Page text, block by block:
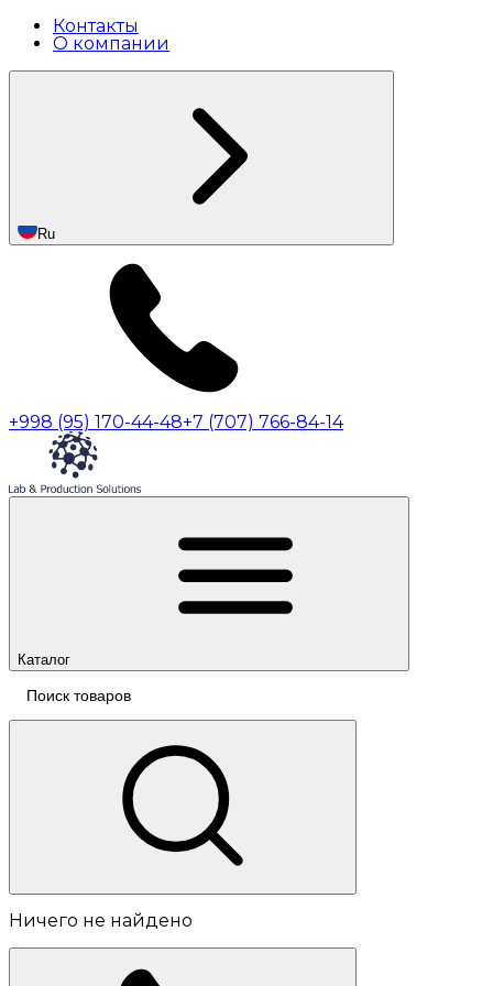
Контакты
О компании
Ru
+998 (95) 170-44-48+7 (707) 766-84-14
Каталог
Ничего не найдено